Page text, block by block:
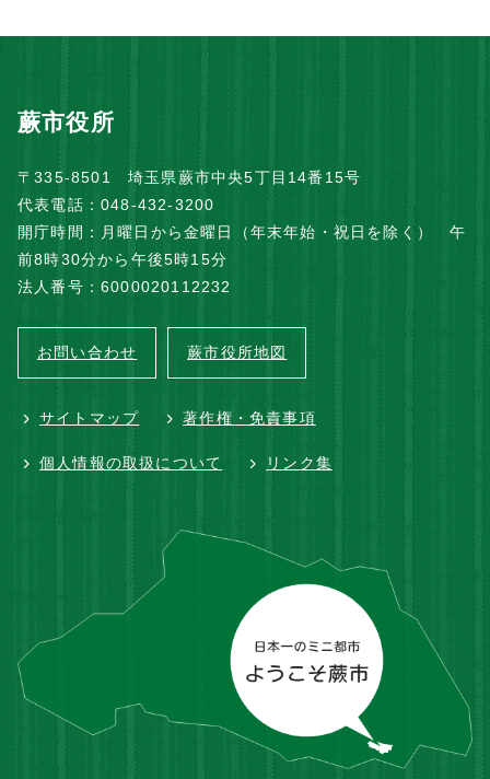
蕨市役所
〒335-8501 埼玉県蕨市中央5丁目14番15号
代表電話：048-432-3200
開庁時間：月曜日から金曜日（年末年始・祝日を除く） 午
前8時30分から午後5時15分
法人番号：6000020112232
お問い合わせ 蕨市役所地図
サイトマップ 著作権・免責事項
個人情報の取扱について リンク集